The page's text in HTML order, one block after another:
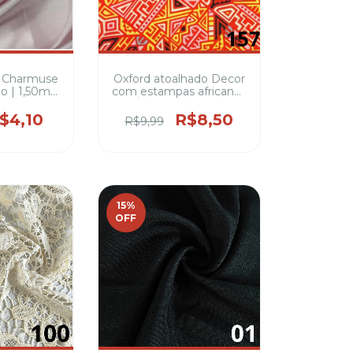
| 1,50m
Oxford atoalhado Decor
com estampas africanas
100% Poliéster
R$9,99 R$8,50
15%
OFF